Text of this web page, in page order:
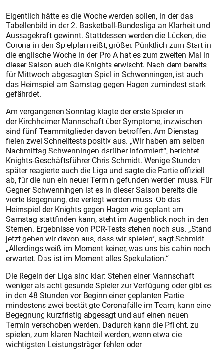
Eigentlich hätte es die Woche werden sollen, in der das
Tabellenbild in der 2. Basketball-Bundesliga an Klarheit und
Aussagekraft gewinnt. Stattdessen werden die Lücken, die
Corona in den Spielplan reißt, größer. Pünktlich zum Start in
die englische Woche in der Pro A hat es zum zweiten Mal in
dieser Saison auch die Knights erwischt. Nach dem bereits
für Mittwoch abgesagten Spiel in Schwenningen, ist auch
das Heimspiel am Samstag gegen Hagen zumindest stark
gefährdet.
Am vergangenen Sonntag klagte der erste Spieler in
der Kirchheimer Mannschaft über Symptome, inzwischen
sind fünf Teammitglieder davon betroffen. Am Dienstag
fielen zwei Schnelltests positiv aus. „Wir haben am selben
Nachmittag Schwenningen darüber informiert“, berichtet
Knights-Geschäftsführer Chris Schmidt. Wenige Stunden
später reagierte auch die Liga und sagte die Partie offiziell
ab, für die nun ein neuer Termin gefunden werden muss. Für
Gegner Schwenningen ist es in dieser Saison bereits die
vierte Begegnung, die verlegt werden muss. Ob das
Heimspiel der Knights gegen Hagen wie geplant am
Samstag stattfinden kann, steht im Augenblick noch in den
Sternen. Ergebnisse von PCR-Tests stehen noch aus. „Stand
jetzt gehen wir davon aus, dass wir spielen“, sagt Schmidt.
„Allerdings weiß im Moment keiner, was uns bis dahin noch
erwartet. Das ist im Moment alles Spekulation.“
Die Regeln der Liga sind klar: Stehen einer Mannschaft
weniger als acht gesunde Spieler zur Verfügung oder gibt es
in den 48 Stunden vor Beginn einer geplanten Partie
mindestens zwei bestätigte Coronafälle im Team, kann eine
Begegnung kurzfristig abgesagt und auf einen neuen
Termin verschoben werden. Dadurch kann die Pflicht, zu
spielen, zum klaren Nachteil werden, wenn etwa die
wichtigsten Leistungsträger fehlen oder